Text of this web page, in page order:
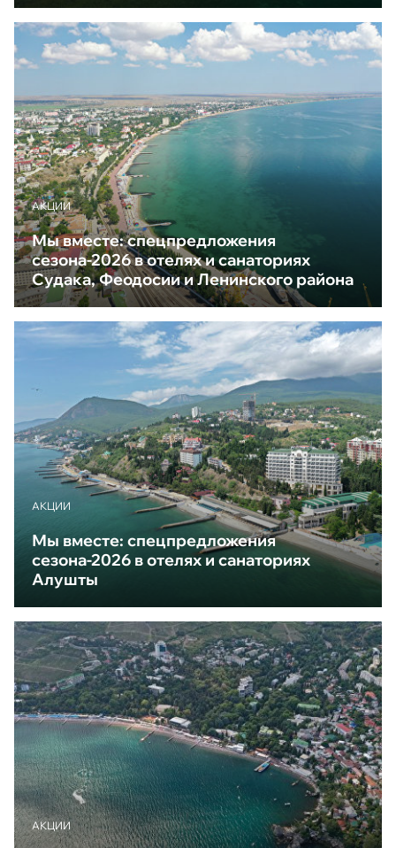
АКЦИИ
Мы вместе: спецпредложения
сезона-2026 в отелях и санаториях
Судака, Феодосии и Ленинского района
АКЦИИ
Мы вместе: спецпредложения
сезона-2026 в отелях и санаториях
Алушты
АКЦИИ